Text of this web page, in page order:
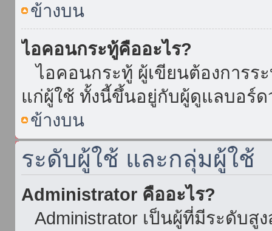
ข้างบน
ไอคอนกระทู้คืออะไร?
ไอคอนกระทู้ ผู้เขียนต้องการร
แก่ผู้ใช้ ทั้งนี้ขึ้นอยู่กับผู้ดูแลบอร์
ข้างบน
ระดับผู้ใช้ และกลุ่มผู้ใช้
Administrator คืออะไร?
Administrator เป็นผู้ที่มีระดับ